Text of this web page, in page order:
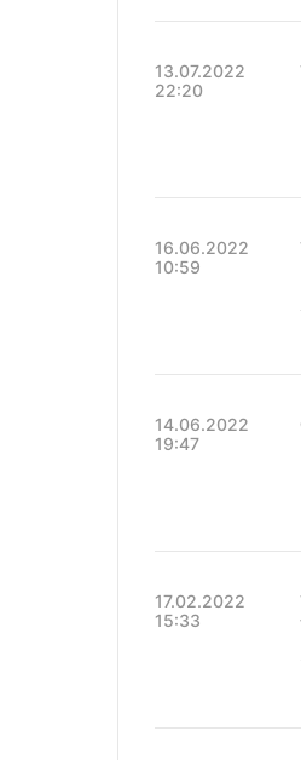
13.07.2022
22:20
16.06.2022
10:59
14.06.2022
19:47
17.02.2022
15:33